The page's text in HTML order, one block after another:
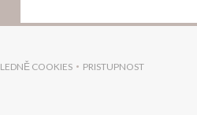
COOKIES
((OTEVŘE SE V NOVÉM OKNĚ))
PRISTUPNOST
((OTEVŘE SE V